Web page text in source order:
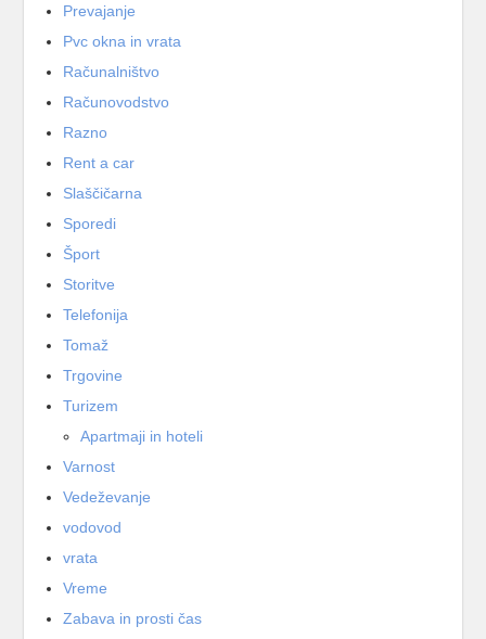
Prevajanje
Pvc okna in vrata
Računalništvo
Računovodstvo
Razno
Rent a car
Slaščičarna
Sporedi
Šport
Storitve
Telefonija
Tomaž
Trgovine
Turizem
Apartmaji in hoteli
Varnost
Vedeževanje
vodovod
vrata
Vreme
Zabava in prosti čas